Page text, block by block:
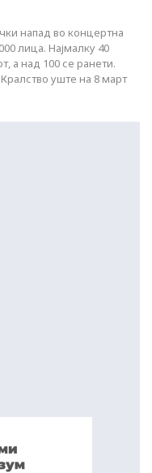
напад во концертна
лица. Најмалку 40
а над 100 се ранети.
уште на 8 март